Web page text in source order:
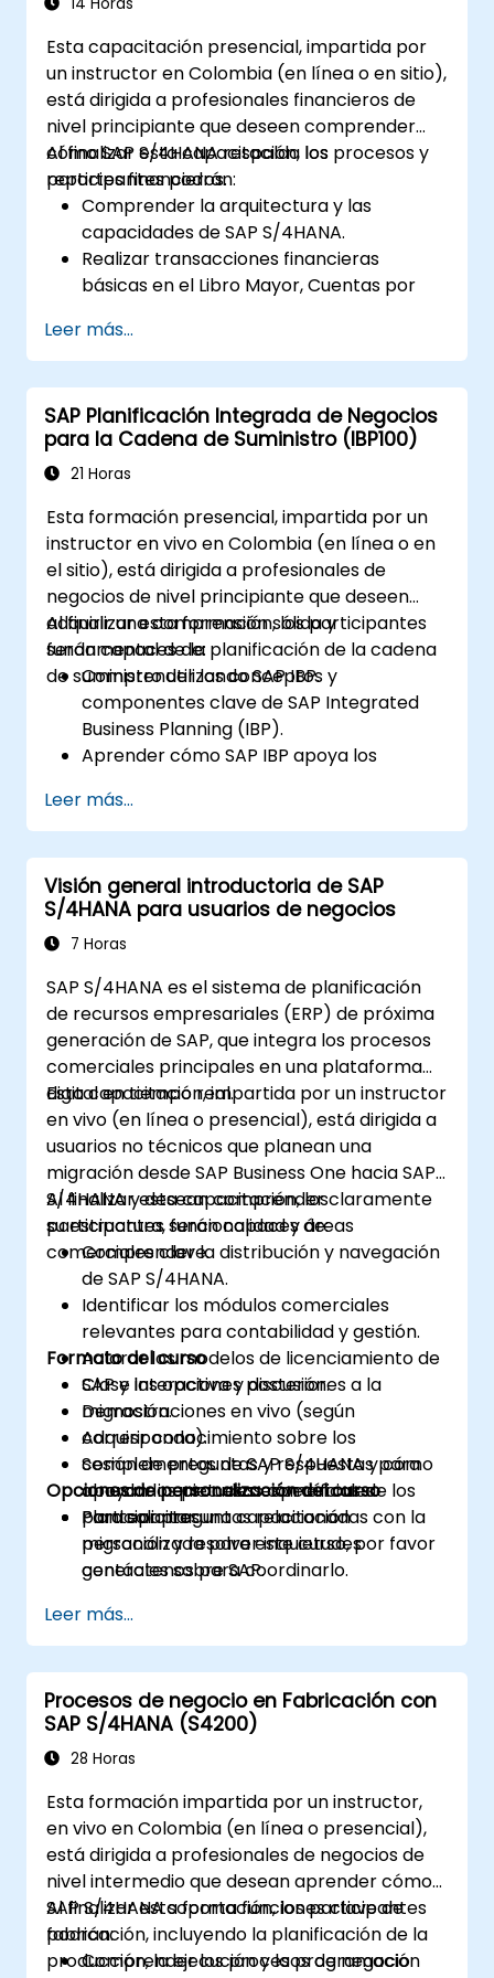
Esta capacitación presencial, impartida por
un instructor en Colombia (en línea o en sitio),
está dirigida a profesionales financieros de
nivel principiante que deseen comprender
cómo SAP S/4HANA respalda los procesos y
reportes financieros.
Al finalizar esta capacitación, los
participantes podrán:
Comprender la arquitectura y las
capacidades de SAP S/4HANA.
Realizar transacciones financieras
básicas en el Libro Mayor, Cuentas por
Trabajar con centros de costo, centros
de utilidad y órdenes internas.
Entender los procesos integrados de
planificación financiera en SAP S/4HANA.
Ejecutar tareas financieras básicas,
incluyendo cierre, reportes y análisis
Leer más...
SAP Planificación Integrada de Negocios
para la Cadena de Suministro (IBP100)
21 Horas
Esta formación presencial, impartida por un
instructor en vivo en Colombia (en línea o en
el sitio), está dirigida a profesionales de
negocios de nivel principiante que deseen
adquirir una comprensión sólida y
fundamental de la planificación de la cadena
de suministro utilizando SAP IBP.
Al finalizar esta formación, los participantes
serán capaces de:
Comprender los conceptos y
componentes clave de SAP Integrated
Business Planning (IBP).
Aprender cómo SAP IBP apoya los
la cadena de suministro.
Explorar los diferentes módulos de SAP
IBP y sus funcionalidades.
Obtener experiencia práctica con la
interfaz de usuario y las herramientas de
SAP IBP.
Leer más...
Visión general introductoria de SAP
S/4HANA para usuarios de negocios
7 Horas
SAP S/4HANA es el sistema de planificación
de recursos empresariales (ERP) de próxima
generación de SAP, que integra los procesos
comerciales principales en una plataforma
digital en tiempo real.
Esta capacitación, impartida por un instructor
en vivo (en línea o presencial), está dirigida a
usuarios no técnicos que planean una
migración desde SAP Business One hacia SAP
S/4HANA y desean comprender claramente
su estructura, funcionalidad y áreas
comerciales clave.
Al finalizar esta capacitación, los
participantes serán capaces de:
Comprender la distribución y navegación
de SAP S/4HANA.
Identificar los módulos comerciales
relevantes para contabilidad y gestión.
Aclarar los modelos de licenciamiento de
SAP y las opciones posteriores a la
migración.
Adquirir conocimiento sobre los
complementos de SAP S/4HANA y cómo
apoyan los procesos comerciales.
Plantear preguntas relacionadas con la
migración y resolver inquietudes
generales sobre SAP.
Formato del curso
Clase interactiva y discusión.
Demostraciones en vivo (según
corresponda).
Sesión de preguntas y respuestas para
abordar inquietudes específicas de los
participantes.
Opciones de personalización del curso
Para solicitar una capacitación
personalizada para este curso, por favor
contáctenos para coordinarlo.
Leer más...
Procesos de negocio en Fabricación con
SAP S/4HANA (S4200)
28 Horas
Esta formación impartida por un instructor,
en vivo en Colombia (en línea o presencial),
está dirigida a profesionales de negocios de
nivel intermedio que desean aprender cómo
SAP S/4HANA soporta funciones clave de
fabricación, incluyendo la planificación de la
producción, la ejecución y la programación
Al finalizar esta formación, los participantes
podrán:
Comprender los procesos de negocio